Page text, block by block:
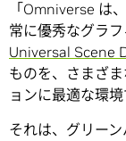
「Omniverse は
常に優秀なグラ
Universal Scene
ものを、さまざ
ョンに最適な環境
それは、グリー